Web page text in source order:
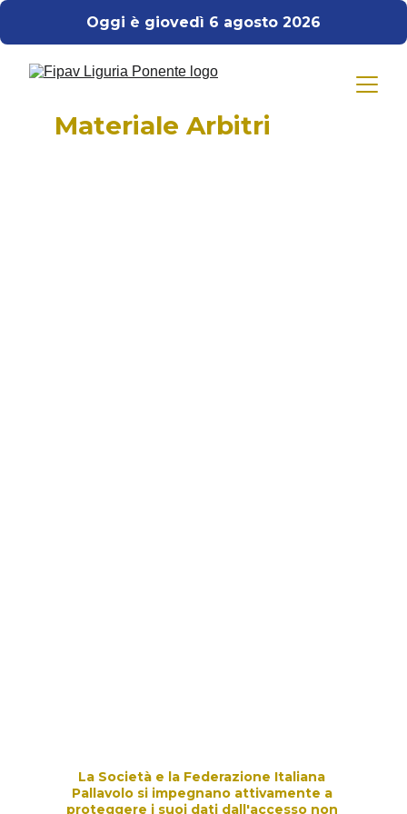
Oggi è giovedì 6 agosto 2026
Materiale Arbitri
La Società e la Federazione Italiana
Pallavolo si impegnano attivamente a
proteggere i suoi dati dall'accesso non